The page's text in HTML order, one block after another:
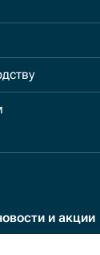
и акции